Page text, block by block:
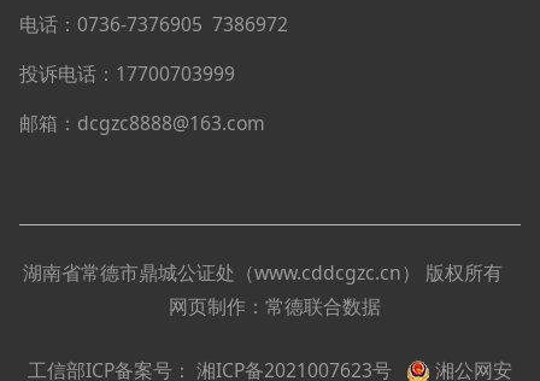
电话：0736-7376905 7386972
投诉电话：17700703999
邮箱：dcgzc8888@163.com
湖南省常德市鼎城公证处（www.cddcgzc.cn） 版权所有
网页制作： 常德联合数据
工信部ICP备案号： 湘ICP备2021007623号 湘公网安